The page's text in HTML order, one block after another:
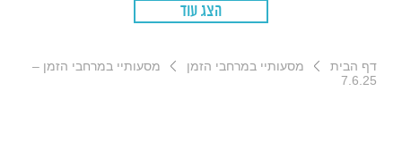
הצג עוד
דף הבית מסעותיי במרחבי הזמן
מסעותיי במרחבי הזמן –
7.6.25